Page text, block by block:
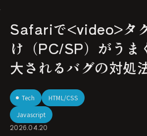
Safariで<video>タ
け（PC/SP）がうま
大されるバグの対処
Tech
HTML/CSS
Javascript
2026.04.20